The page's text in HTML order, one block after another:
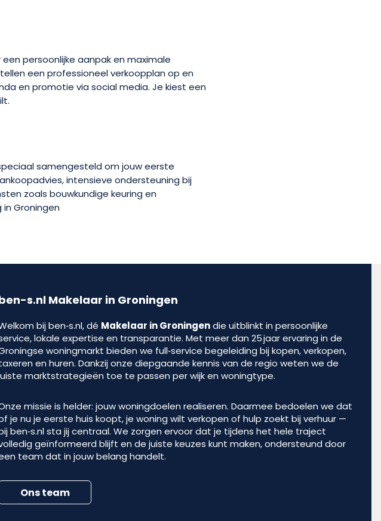
persoonlijke aanpak en maximale
een professioneel verkoopplan op en
en promotie via social media. Je kiest een
samengesteld om jouw eerste
intensieve ondersteuning bij
zoals bouwkundige keuring en
Groningen
s.nl Makelaar in Groningen
bij ben‑s.nl, dé Makelaar in Groningendie uitblinkt in persoonlijke
lokale expertise en transparantie. Met meer dan 25 jaar ervaring in de
woningmarkt bieden we full‑service begeleiding bij kopen, verkopen,
en huren. Dankzij onze diepgaande kennis van de regio weten we de
marktstrategieën toe te passen per wijk en woningtype.
missie is helder: jouw woningdoelen realiseren. Daarmee bedoelen we dat
je nu je eerste huis koopt, je woning wilt verkopen of hulp zoekt bij verhuur —
ben‑s.nl sta jij centraal. We zorgen ervoor dat je tijdens het hele traject
geïnformeerd blijft en de juiste keuzes kunt maken, ondersteund door
team dat in jouw belang handelt.
Ons team